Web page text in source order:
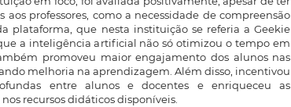
aos professores, como a necessidade de compreensão
plataforma, que nesta instituição se referia a Geekie
a inteligência artificial não só otimizou o tempo em
promoveu maior engajamento dos alunos nas
melhoria na aprendizagem. Além disso, incentivou
entre alunos e docentes e enriqueceu as
recursos didáticos disponíveis.